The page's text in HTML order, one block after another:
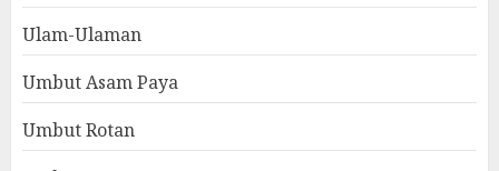
Ulam-Ulaman
Umbut Asam Paya
Umbut Rotan